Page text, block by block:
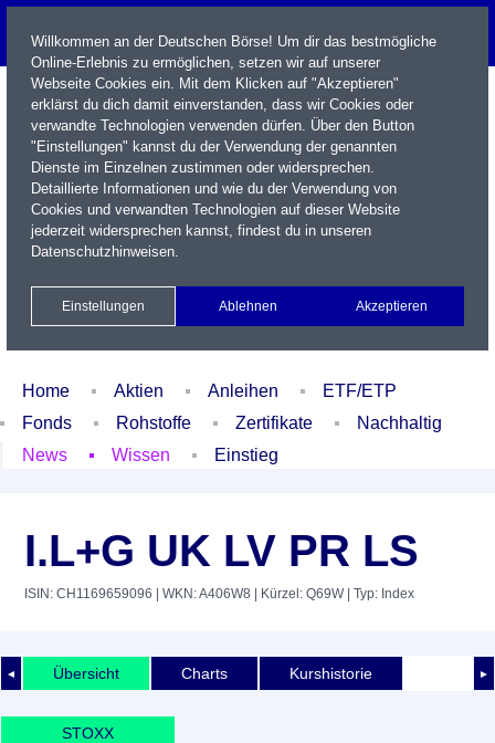
Name / WKN / ISIN / Kürzel
Xetra Realtime
Watchlist Portfolio Login
Home Aktien Anleihen
ETF/ETP
Fonds
Rohstoffe Zertifikate
Nachhaltig
News
Wissen Einstieg
I.L+G UK LV PR LS
ISIN: CH1169659096 | WKN: A406W8 | Kürzel: Q69W| Typ: Index
◄ ►
Übersicht Charts Kurshistorie
STOXX
Willkommen an der Deutschen Börse! Um dir das bestmögliche
Online-Erlebnis zu ermöglichen, setzen wir auf unserer
Webseite Cookies ein. Mit dem Klicken auf "Akzeptieren"
erklärst du dich damit einverstanden, dass wir Cookies oder
verwandte Technologien verwenden dürfen. Über den Button
"Einstellungen" kannst du der Verwendung der genannten
Dienste im Einzelnen zustimmen oder widersprechen.
Detaillierte Informationen und wie du der Verwendung von
Cookies und verwandten Technologien auf dieser Website
jederzeit widersprechen kannst, findest du in unseren
Datenschutzhinweisen.
Einstellungen Ablehnen Akzeptieren